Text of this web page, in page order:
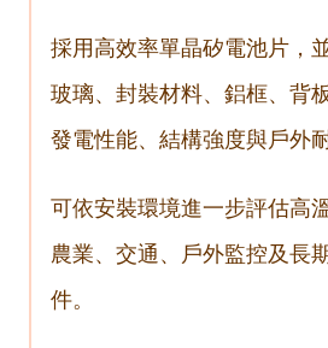
採用高效率單晶矽電池片，
玻璃、封裝材料、鋁框、背
發電性能、結構強度與戶外
可依安裝環境進一步評估高
農業、交通、戶外監控及長
件。